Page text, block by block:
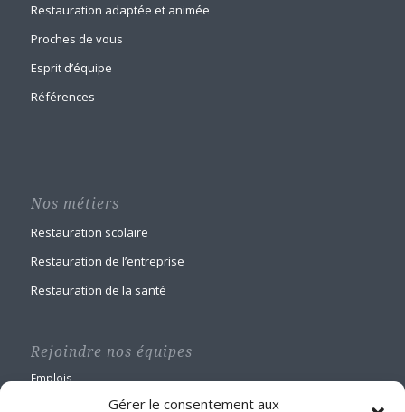
Gérer le consentement aux
Restauration adaptée et animée
Proches de vous
Esprit d’équipe
Références
Nos métiers
Restauration scolaire
Restauration de l’entreprise
Restauration de la santé
Rejoindre nos équipes
Emplois